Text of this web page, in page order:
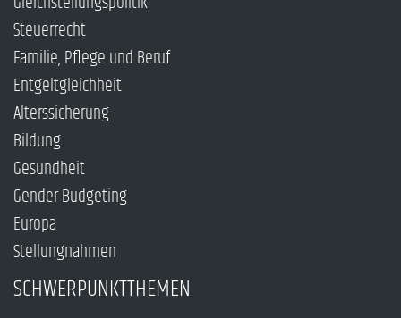
Steuerrecht
Familie, Pflege und Beruf
Entgeltgleichheit
Alterssicherung
Bildung
Gesundheit
Gender Budgeting
Europa
Stellungnahmen
SCHWERPUNKTTHEMEN